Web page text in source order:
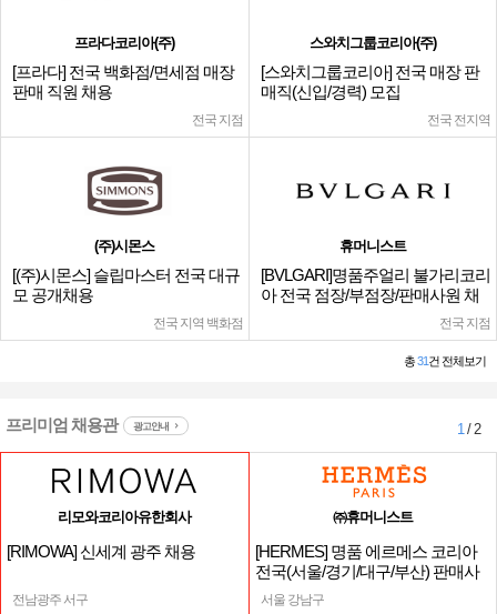
프라다코리아(주)
[프라다] 전국 백화점/면세점 매장
판매 직원 채용
전국 지점
스와치그룹코리아(주)
[스와치그룹코리아] 전국 매장 판
매직(신입/경력) 모집
전국 전지역
(주)시몬스
[(주)시몬스] 슬립마스터 전국 대규
모 공개채용
전국 지역 백화점
휴머니스트
[BVLGARI]명품주얼리 불가리코리
아 전국 점장/부점장/판매사원 채
전국 지점
총31건 전체보기
프리미엄 채용관 광고안내 1/ 2
리모와코리아유한회사
[RIMOWA] 신세계 광주 채용
전남광주 서구
㈜휴머니스트
[HERMES] 명품 에르메스 코리아
전국(서울/경기/대구/부산) 판매사
원
서울 강남구